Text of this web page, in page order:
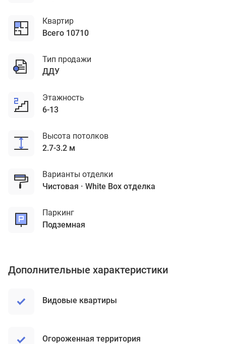
Квартир
Всего 10710
Тип продажи
ДДУ
Этажность
6-13
Высота потолков
2.7-3.2 м
Варианты отделки
чистовая
White Box отделка
Паркинг
подземная
Дополнительные характеристики
Видовые квартиры
Огороженная территория